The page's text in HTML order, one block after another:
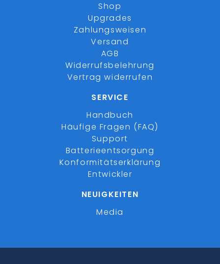
Shop
Upgrades
Zahlungsweisen
Versand
AGB
Widerrufsbelehrung
Vertrag widerrufen
SERVICE
Handbuch
Häufige Fragen (FAQ)
Support
Batterieentsorgung
Konformitätserklärung
Entwickler
NEUIGKEITEN
Media